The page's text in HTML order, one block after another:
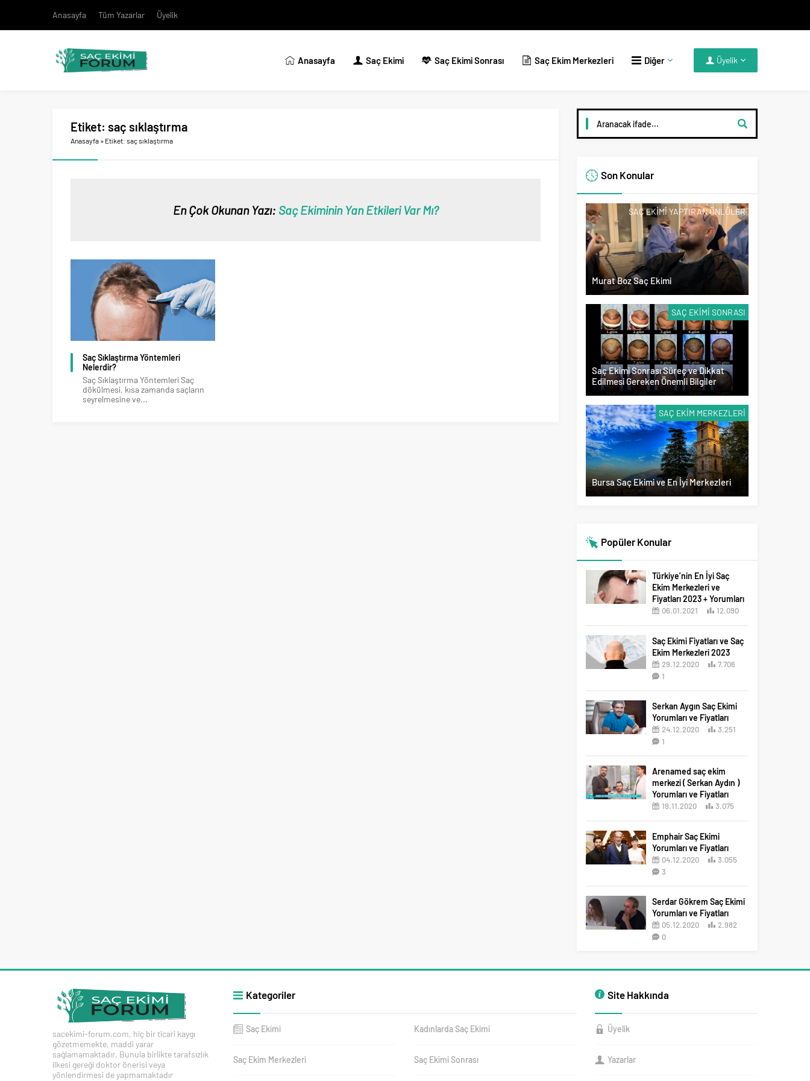
Anasayfa Tüm Yazarlar Üyelik
Anasayfa Saç Ekimi Saç Ekimi Sonrası Saç Ekim Merkezleri Diğer Üyelik
Etiket: saç sıklaştırma
Anasayfa » Etiket: saç sıklaştırma
En Çok Okunan Yazı: Saç Ekiminin Yan Etkileri Var Mı?
Saç Sıklaştırma Yöntemleri
Nelerdir?
Saç Sıklaştırma Yöntemleri Saç
dökülmesi, kısa zamanda saçların
seyrelmesine ve...
Son Konular
SAÇ EKIMI YAPTIRAN ÜNLÜLER
Murat Boz Saç Ekimi
SAÇ EKIMI SONRASI
Saç Ekimi Sonrası Süreç ve Dikkat
Edilmesi Gereken Önemli Bilgiler
SAÇ EKIM MERKEZLERI
Bursa Saç Ekimi ve En İyi Merkezleri
Popüler Konular
Türkiye’nin En İyi Saç
Ekim Merkezleri ve
Fiyatları 2023 + Yorumları
06.01.2021
12.090
Saç Ekimi Fiyatları ve Saç
Ekim Merkezleri 2023
29.12.2020
7.706
1
Serkan Aygın Saç Ekimi
Yorumları ve Fiyatları
24.12.2020
3.251
1
Arenamed saç ekim
merkezi ( Serkan Aydın )
Yorumları ve Fiyatları
19.11.2020
3.075
Emphair Saç Ekimi
Yorumları ve Fiyatları
04.12.2020
3.055
3
Serdar Gökrem Saç Ekimi
Yorumları ve Fiyatları
05.12.2020
2.982
0
sacekimi-forum.com, hiç bir ticari kaygı
gözetmemekte, maddi yarar
sağlamamaktadır. Bunula birlikte tarafsızlık
ilkesi gereği doktor önerisi veya
yönlendirmesi de yapmamaktadır
Kategoriler
Saç Ekimi Kadınlarda Saç Ekimi
Saç Ekim Merkezleri Saç Ekimi Sonrası
Site Hakkında
Üyelik
Yazarlar